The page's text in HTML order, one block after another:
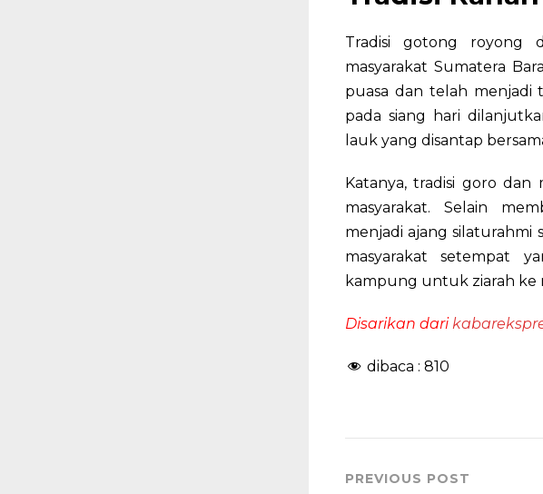
Tradisi gotong royong
masyarakat Sumatera
puasa dan telah menjadi
pada siang hari
lauk yang disantap
Katanya, tradisi goro dan
masyarakat. Selain
menjadi ajang silaturahmi
masyarakat setempat
kampung untuk ziarah ke
Disarikan dari
dibaca : 810
PREVIOUS POST